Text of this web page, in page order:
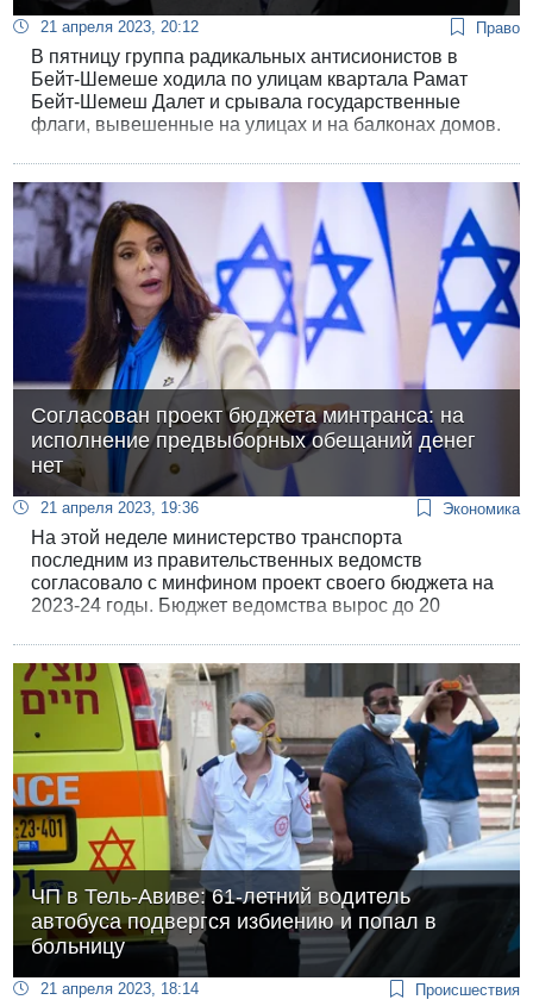
21 апреля 2023, 20:12 Право
В пятницу группа радикальных антисионистов в
Бейт-Шемеше ходила по улицам квартала Рамат
Бейт-Шемеш Далет и срывала государственные
флаги, вывешенные на улицах и на балконах домов.
бездействием полиции, полиция сообщила об
аресте одного гражданина, который «сорвал флаг
на улице и спровоцировал беспорядки».
Согласован проект бюджета минтранса: на
исполнение предвыборных обещаний денег
нет
21 апреля 2023, 19:36 Экономика
На этой неделе министерство транспорта
последним из правительственных ведомств
согласовало с минфином проект своего бюджета на
2023-24 годы. Бюджет ведомства вырос до 20
на реализацию пятилетнего плана компании «Нета»
по развитию дорожной инфраструктуры. Но на
реализацию грандиозных обещаний министра Мири
Регев суммы выделены мизерные.
ЧП в Тель-Авиве: 61-летний водитель
автобуса подвергся избиению и попал в
больницу
21 апреля 2023, 18:14 Происшествия